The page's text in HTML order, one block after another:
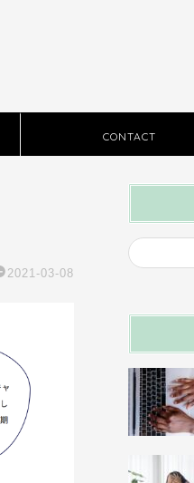
CONTACT
2021-03-08